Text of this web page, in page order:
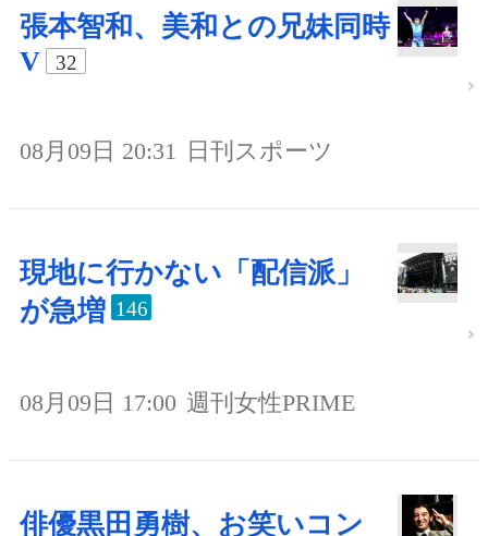
張本智和、美和との兄妹同時
V
32
08月09日 20:31 日刊スポーツ
現地に行かない「配信派」
が急増 146
08月09日 17:00 週刊女性PRIME
俳優黒田勇樹、お笑いコン